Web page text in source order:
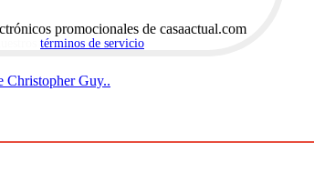
promocionales de casaactual.com
términos de servicio
Christopher Guy..